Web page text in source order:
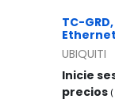
TC-
UBIQUITI
Inicie
precios (